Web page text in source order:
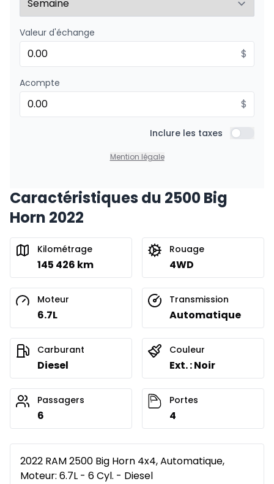
Financement sur 48 mois
Financement sur 48 mois
0.00 $ d'acompte • 8.99%
À partir de :
Financement sur 36 mois
426 $/Sem.
Financement sur 24 mois
Financement sur 24 mois
À partir de :
Valeur d'échange
$
Acompte
$
Inclure les taxes Inclure
Mention légale
Caractéristiques du 2500 Big
Horn 2022
Kilométrage
145 426 km
Rouage
4WD
Moteur
6.7L
Transmission
Automatique
Carburant
Diesel
Couleur
Ext. : Noir
Passagers
6
Portes
4
2022 RAM 2500 Big Horn 4x4, Automatique,
Moteur: 6.7L - 6 Cyl. - Diesel